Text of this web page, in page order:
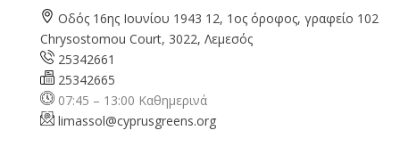
Οδός 16ης Ιουνίου 1943 12, 1ος όροφος, γραφείο 102
Chrysostomou Court, 3022, Λεμεσός
25342661
25342665
07:45 – 13:00 Καθημερινά
limassol@cyprusgreens.org